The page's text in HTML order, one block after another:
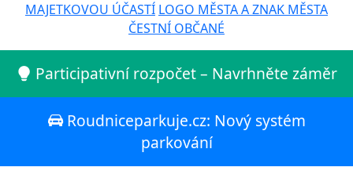
MAJETKOVOU ÚČASTÍ LOGO MĚSTA A ZNAK MĚSTA
ČESTNÍ OBČANÉ
Participativní rozpočet – Navrhněte záměr
Roudniceparkuje.cz: Nový systém
parkování